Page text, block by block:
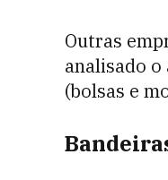
Outras
analisado o
(bolsas e